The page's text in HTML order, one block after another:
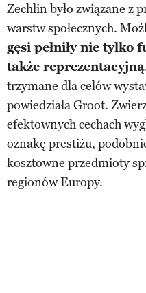
Zechlin było związane z
warstw społecznych.
gęsi pełniły nie tylko
także reprezentacyjną
trzymane dla celów
powiedziała Groot.
efektownych cechach
oznakę prestiżu,
kosztowne przedmioty
regionów Europy.